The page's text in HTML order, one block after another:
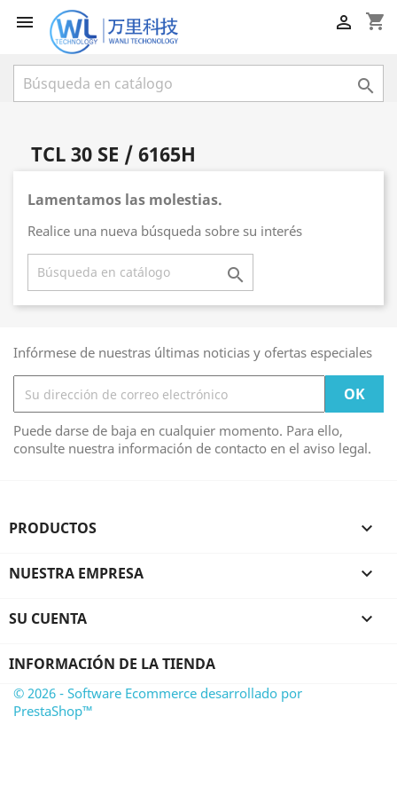
 shopping_cart


TCL 30 SE / 6165H
Lamentamos las molestias.
Realice una nueva búsqueda sobre su interés

Infórmese de nuestras últimas noticias y ofertas especiales
Puede darse de baja en cualquier momento. Para ello,
consulte nuestra información de contacto en el aviso legal.
PRODUCTOS 
NUESTRA EMPRESA 
SU CUENTA 
INFORMACIÓN DE LA TIENDA
© 2026 - Software Ecommerce desarrollado por
PrestaShop™